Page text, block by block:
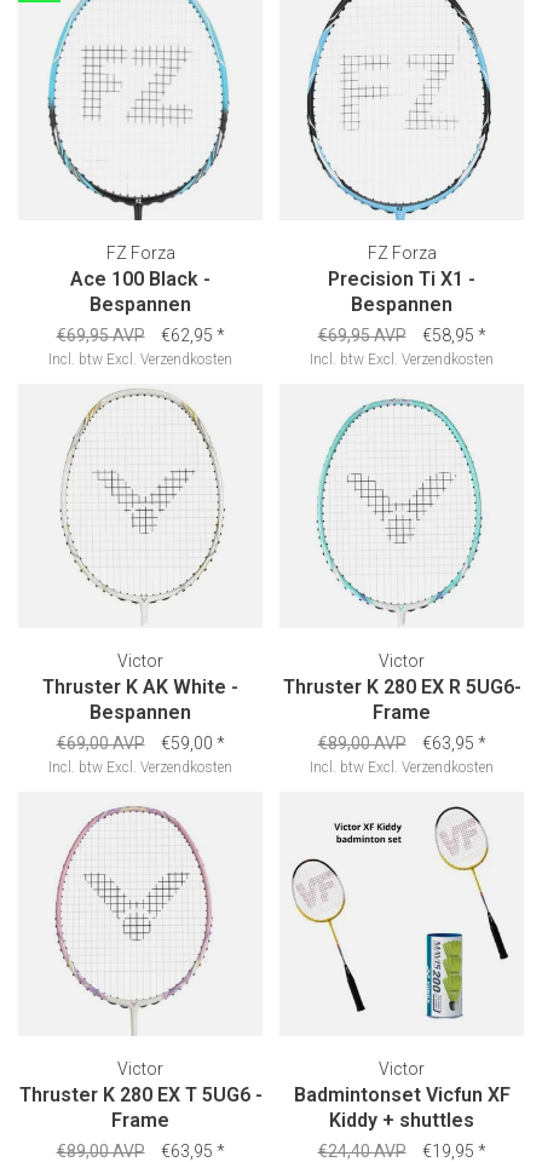
FZ Forza
Ace 100 Black -
Bespannen
€69,95 AVP €62,95 *
Incl. btw Excl. Verzendkosten
FZ Forza
Precision Ti X1 -
Bespannen
€69,95 AVP €58,95 *
Incl. btw Excl. Verzendkosten
Victor
Thruster K AK White -
Bespannen
€69,00 AVP €59,00 *
Incl. btw Excl. Verzendkosten
Victor
Thruster K 280 EX R 5UG6-
Frame
€89,00 AVP €63,95 *
Incl. btw Excl. Verzendkosten
Victor
Thruster K 280 EX T 5UG6 -
Frame
€89,00 AVP €63,95 *
Victor
Badmintonset Vicfun XF
Kiddy + shuttles
€24,40 AVP €19,95 *